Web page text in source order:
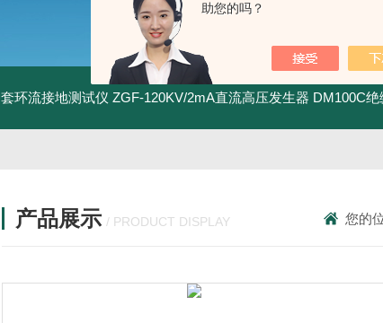
助您的吗？
环流接地测试仪 ZGF-120KV/2mA直流高压发生器 DM100C绝缘电
产品展示 / PRODUCT DISPLAY 您的